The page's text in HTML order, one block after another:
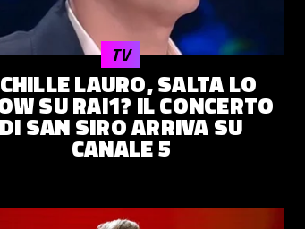
LAURO, SALTA LO
SU RAI1? IL CONCERTO
DI SAN SIRO ARRIVA SU
CANALE 5
TV